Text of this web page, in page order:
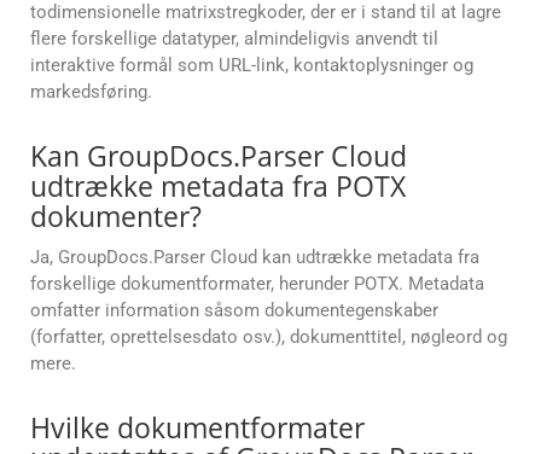
todimensionelle matrixstregkoder, der er i stand til at lagre
flere forskellige datatyper, almindeligvis anvendt til
interaktive formål som URL-link, kontaktoplysninger og
markedsføring.
Kan GroupDocs.Parser Cloud
udtrække metadata fra POTX
dokumenter?
Ja, GroupDocs.Parser Cloud kan udtrække metadata fra
forskellige dokumentformater, herunder POTX. Metadata
omfatter information såsom dokumentegenskaber
(forfatter, oprettelsesdato osv.), dokumenttitel, nøgleord og
mere.
Hvilke dokumentformater